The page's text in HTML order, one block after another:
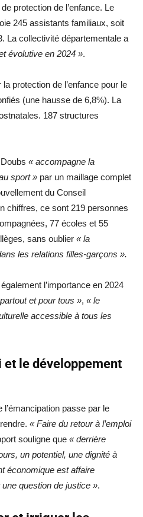
protection de l’enfance. Le
245 assistants familiaux, soit
La collectivité départementale a
évolutive en 2024 ».
protection de l’enfance pour le
(une hausse de 6,8%). La
187 structures
« accompagne la
sport » par un maillage complet
du Conseil
chiffres, ce sont 219 personnes
77 écoles et 55
sans oublier « la
les relations filles-garçons ».
l’importance en 2024
et pour tous », « le
accessible à tous les
et le développement
passe par le
« Faire du retour à l’emploi
souligne que « derrière
un potentiel, une dignité à
économique est affaire
question de justice ».